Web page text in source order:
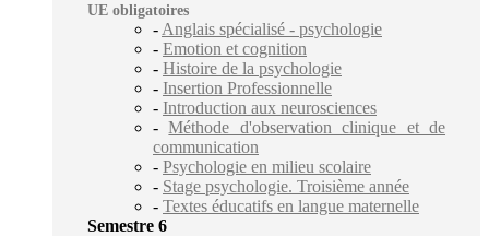
UE obligatoires
- Anglais spécialisé - psychologie
- Emotion et cognition
- Histoire de la psychologie
- Insertion Professionnelle
- Introduction aux neurosciences
-Méthode d'observation clinique et de
communication
- Psychologie en milieu scolaire
- Stage psychologie. Troisième année
- Textes éducatifs en langue maternelle
Semestre 6